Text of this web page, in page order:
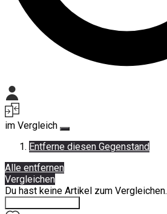
im Vergleich
Entferne diesen Gegenstand
Alle entfernen
Vergleichen
Du hast keine Artikel zum Vergleichen.